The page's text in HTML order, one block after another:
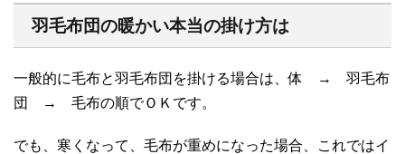
羽毛布団の暖かい本当の掛け方は
一般的に毛布と羽毛布団を掛ける場合は、体 → 羽毛布
団 → 毛布の順でＯＫです。
でも、寒くなって、毛布が重めになった場合、これではイ